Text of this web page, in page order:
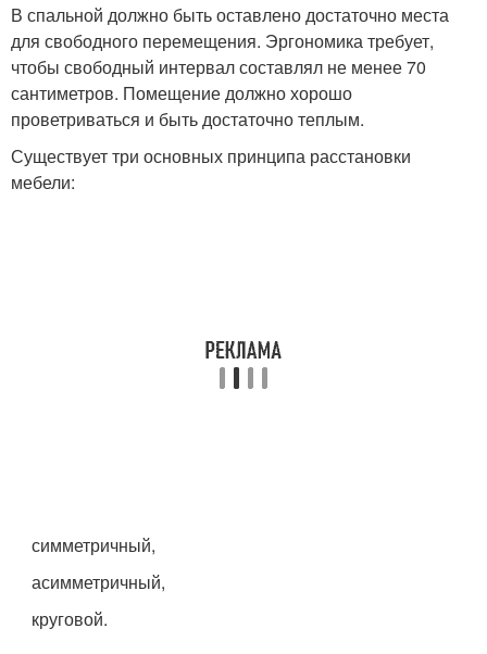
В спальной должно быть оставлено достаточно места
для свободного перемещения. Эргономика требует,
чтобы свободный интервал составлял не менее 70
сантиметров. Помещение должно хорошо
проветриваться и быть достаточно теплым.
Существует три основных принципа расстановки
мебели:
симметричный,
асимметричный,
круговой.